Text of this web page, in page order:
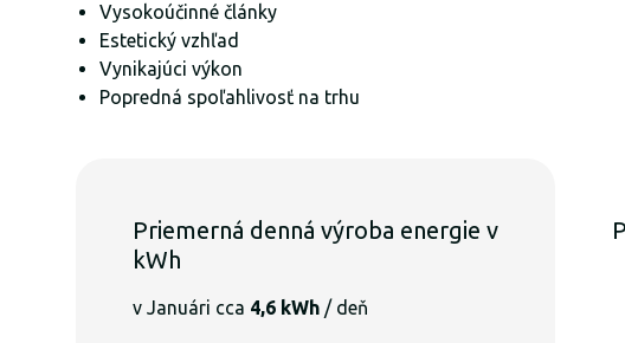
Vysokoúčinné články
Estetický vzhľad
Vynikajúci výkon
Popredná spoľahlivosť na trhu
Priemerná denná výroba energie v
kWh
v Januári cca 4,6 kWh / deň